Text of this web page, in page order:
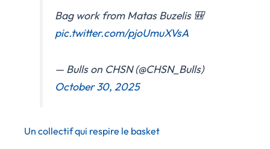
Bag work from Matas Buzelis 🎒
pic.twitter.com/pjoUmuXVsA
— Bulls on CHSN (@CHSN_Bulls)
October 30, 2025
Un collectif qui respire le basket